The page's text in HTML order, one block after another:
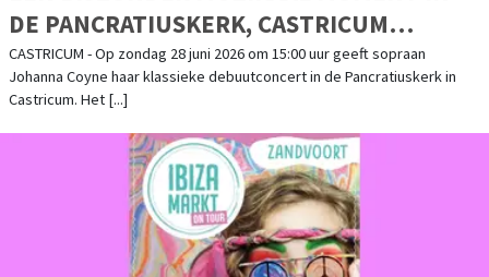
DE PANCRATIUSKERK, CASTRICUM
KLASSIEK DEBUUTCONCERT JOHANNA
COYNE
CASTRICUM - Op zondag 28 juni 2026 om 15:00 uur geeft sopraan
Johanna Coyne haar klassieke debuutconcert in de Pancratiuskerk in
Castricum. Het [...]